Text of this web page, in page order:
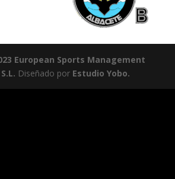
European Sports Management
Diseñado por Estudio Yobo.